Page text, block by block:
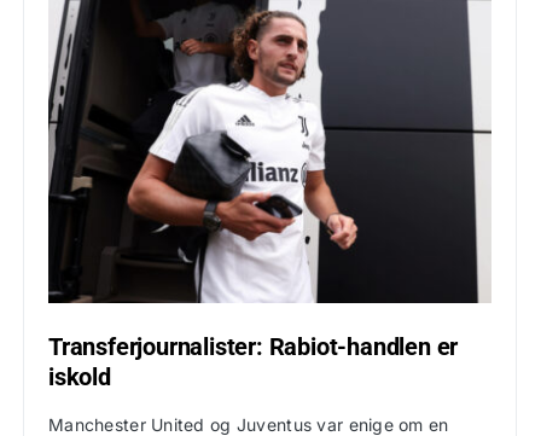
Transferjournalister: Rabiot-handlen er
iskold
Manchester United og Juventus var enige om en